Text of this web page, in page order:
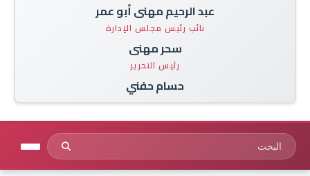
عبد الرحيم مهنى أبو عمر
نائب رئيس مجلس الإدارة
سحر مهنى
رئيس التحرير
حسام حفني